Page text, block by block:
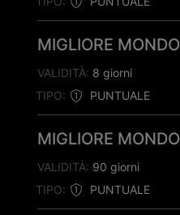
MIGLIORE MONDO
TIPO: PUNTUALE
VALIDITÀ: 8 giorni
MIGLIORE MONDO
TIPO: PUNTUALE
VALIDITÀ: 90 giorni